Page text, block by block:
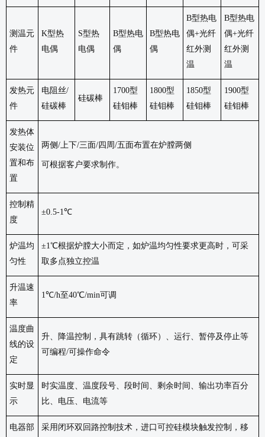
测温元
件
K型热
电偶
S型热
电偶
B型热电
偶
B型热电
偶
B型热电
偶+光纤
红外测
温
B型热电
偶+光纤
红外测
温
发热元
件
电阻丝/
硅碳棒
硅碳棒
1700型
硅钼棒
1800型
硅钼棒
1850型
硅钼棒
1900型
硅钼棒
发热体
安装位
置和布
置
两侧 /上下/三面/四周/五面布置在炉膛两侧
可根据客户要求制作。
控制精
度
±0.5-1℃
炉温均
匀性
±1℃根据炉膛大小而定，如炉温均匀性要求更高时，可采
取多点独立控温
升温速
率
1℃/h至40℃/min可调
温度曲
线的设
定
升、降温控制，具有跳转（循环）、运行、暂停及停止等
可编程/可操作命令
实时显
示
时实温度、温度段号、段时间、剩余时间、输出功率百分
比、电压、电流等
电器部
采用闭环双回路控制技术，进口可控硅模块触发控制，移